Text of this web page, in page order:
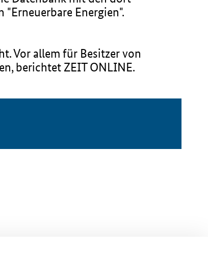
Energien".
Vor allem für Besitzer von
berichtet ZEIT ONLINE.